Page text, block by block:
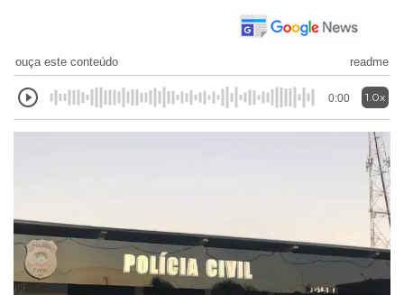
ouça este conteúdo readme
0:00 1.0x